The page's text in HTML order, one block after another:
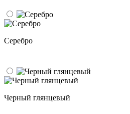
Серебро
Черный глянцевый